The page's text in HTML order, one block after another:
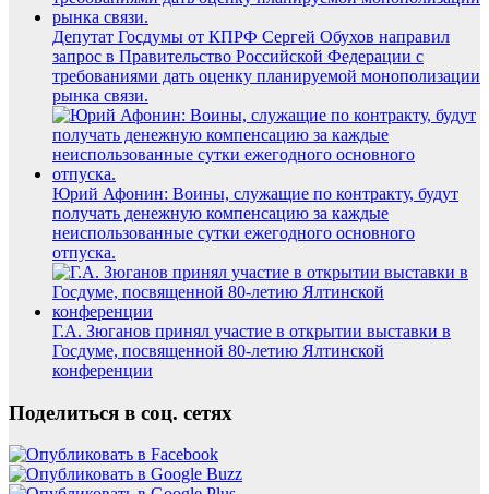
Депутат Госдумы от КПРФ Сергей Обухов направил
запрос в Правительство Российской Федерации с
требованиями дать оценку планируемой монополизации
рынка связи.
Юрий Афонин: Воины, служащие по контракту, будут
получать денежную компенсацию за каждые
неиспользованные сутки ежегодного основного
отпуска.
Г.А. Зюганов принял участие в открытии выставки в
Госдуме, посвященной 80-летию Ялтинской
конференции
Поделиться в соц. сетях